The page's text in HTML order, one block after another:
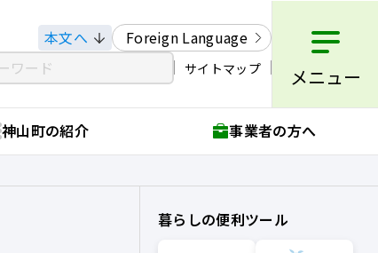
本文へ Foreign Language
サイトマップ メニュー
神山町の紹介 事業者の方へ
暮らしの便利ツール